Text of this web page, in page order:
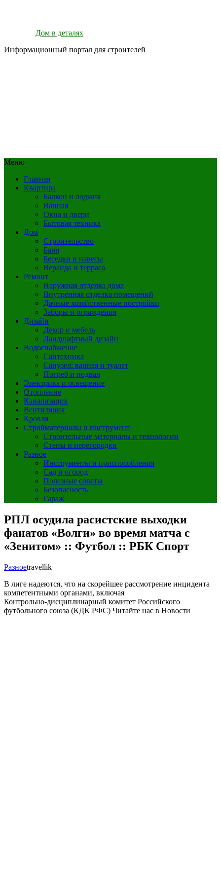
Дом в деталях
Информационный портал для строителей
Меню
Главная
Квартира
Балкон и лоджия
Ванная
Окна и двери
Бытовая техника
Дом
Строительство
Баня
Беседки и навесы
Веранда и терраса
Ремонт
Наружная отделка дома
Внутренняя отделка помещений
Дачные хозяйственные постройки
Заборы и ограждения
Дизайн
Декор и мебель
Ландшафтный дизайн
Водоснабжение
Сантехника
Санузел: ванная и туалет
Погреб и подвал
Электрика и освещение
Отопление
Канализация
Вентиляция
Кровля
Стройматериалы и инструмент
Строительные материалы и технологии
Стены и перегородки
Разное
Инструменты и приспособления
Сад и огород
Полезные советы
Безопасность
Гараж
РПЛ осудила расистские выходки
фанатов «Волги» во время матча с
«Зенитом» :: Футбол :: РБК Спорт
Разноеtravellik
В лиге надеются, что на скорейшее рассмотрение инцидента
компетентными органами, включая
Контрольно‑дисциплинарный комитет Российского
футбольного союза (КДК РФС) Читайте нас в Новости